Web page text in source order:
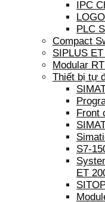
IPC
PLC
Compact
SIPLUS
Modular
Thiết bị tự
Front
S7-
ET